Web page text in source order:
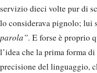
servizio dieci volte pur di
lo considerava pignolo; lui
parola”. E forse è proprio
l’idea che la prima forma
precisione del linguaggio,